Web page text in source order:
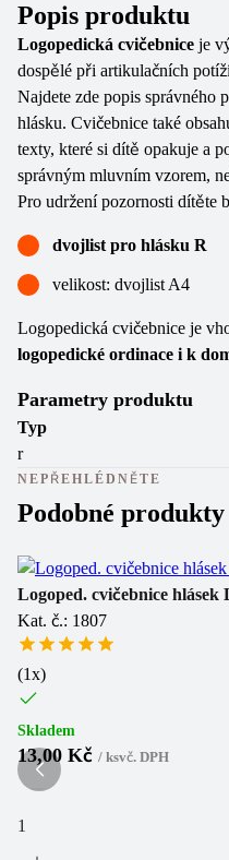
Popis produktu
Logopedická cvičebnice je
dospělé při artikulačních
Najdete zde popis správného
hlásku. Cvičebnice také
texty, které si dítě opakuje a
správným mluvním vzorem,
Pro udržení pozornosti dítěte
dvojlist pro hlásku R
velikost: dvojlist A4
Logopedická cvičebnice je
logopedické ordinace i k
Parametry produktu
Typ
r
NEPŘEHLÉDNĚTE
Podobné produkty
Logoped. cvičebnice hlásek
Kat. č.: 1807
(1x)
Skladem
13,00 Kč / ksvč. DPH